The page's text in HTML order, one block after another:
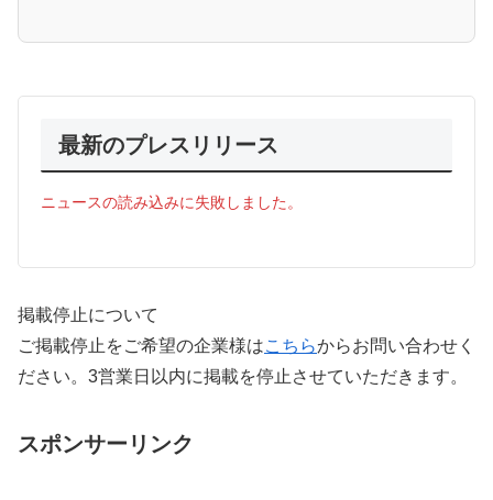
最新のプレスリリース
ニュースの読み込みに失敗しました。
掲載停止について
ご掲載停止をご希望の企業様はこちらからお問い合わせく
ださい。3営業日以内に掲載を停止させていただきます。
スポンサーリンク